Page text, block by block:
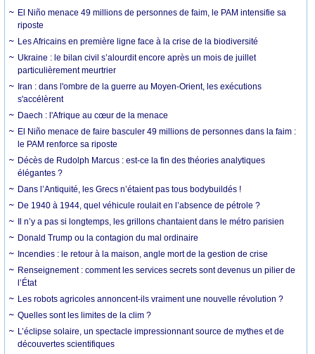
El Niño menace 49 millions de personnes de faim, le PAM intensifie sa
riposte
Les Africains en première ligne face à la crise de la biodiversité
Ukraine : le bilan civil s’alourdit encore après un mois de juillet
particulièrement meurtrier
Iran : dans l'ombre de la guerre au Moyen-Orient, les exécutions
s'accélèrent
Daech : l'Afrique au cœur de la menace
El Niño menace de faire basculer 49 millions de personnes dans la faim :
le PAM renforce sa riposte
Décès de Rudolph Marcus : est-ce la fin des théories analytiques
élégantes ?
Dans l’Antiquité, les Grecs n’étaient pas tous bodybuildés !
De 1940 à 1944, quel véhicule roulait en l’absence de pétrole ?
Il n’y a pas si longtemps, les grillons chantaient dans le métro parisien
Donald Trump ou la contagion du mal ordinaire
Incendies : le retour à la maison, angle mort de la gestion de crise
Renseignement : comment les services secrets sont devenus un pilier de
l’État
Les robots agricoles annoncent-ils vraiment une nouvelle révolution ?
Quelles sont les limites de la clim ?
L’éclipse solaire, un spectacle impressionnant source de mythes et de
découvertes scientifiques